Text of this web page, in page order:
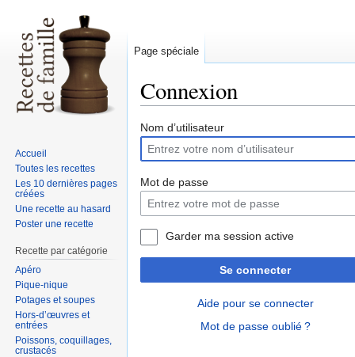
Connexion
Sauter
la
navigation
Sauter
la
recherche
Nom d’utilisateur
Mot de passe
Garder ma session active
Se connecter
Aide pour se connecter
Mot de passe oublié ?
Page spéciale
Accueil
Toutes les recettes
Les 10 dernières pages
créées
Une recette au hasard
Poster une recette
Recette par catégorie
Apéro
Pique-nique
Potages et soupes
Hors-d’œuvres et
entrées
Poissons, coquillages,
crustacés